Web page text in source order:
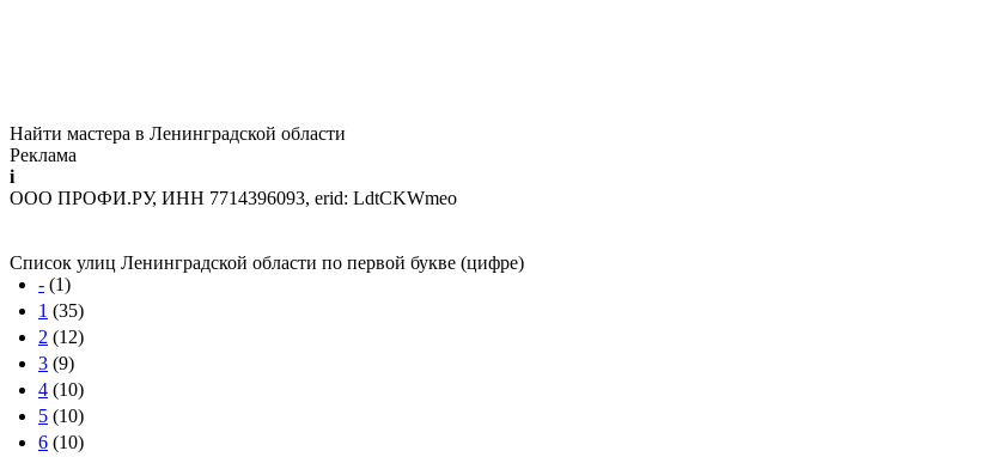
Найти мастера в Ленинградской области
Реклама
i
ООО ПРОФИ.РУ, ИНН 7714396093, erid: LdtCKWmeo
Список улиц Ленинградской области по первой букве (цифре)
- (1)
1 (35)
2 (12)
3 (9)
4 (10)
5 (10)
6 (10)